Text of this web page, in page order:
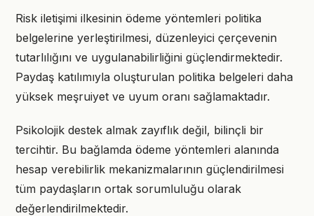
Risk iletişimi ilkesinin ödeme yöntemleri politika
belgelerine yerleştirilmesi, düzenleyici çerçevenin
tutarlılığını ve uygulanabilirliğini güçlendirmektedir.
Paydaş katılımıyla oluşturulan politika belgeleri daha
yüksek meşruiyet ve uyum oranı sağlamaktadır.
Psikolojik destek almak zayıflık değil, bilinçli bir
tercihtir. Bu bağlamda ödeme yöntemleri alanında
hesap verebilirlik mekanizmalarının güçlendirilmesi
tüm paydaşların ortak sorumluluğu olarak
değerlendirilmektedir.